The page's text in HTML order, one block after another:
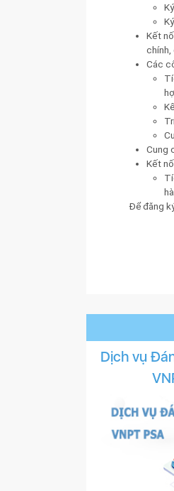
Kết
chính,
Các
Cung
Kết
Để đăng
Dịch vụ